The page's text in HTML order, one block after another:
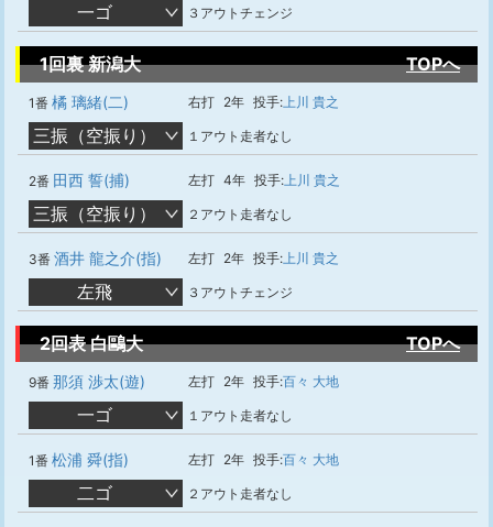
一ゴ ３アウトチェンジ
1回裏 新潟大 TOPへ
1番 橘 璃緒(二) 右打 2年 投手:上川 貴之
三振（空振り） １アウト走者なし
2番 田西 誓(捕) 左打 4年 投手:上川 貴之
三振（空振り） ２アウト走者なし
3番 酒井 龍之介(指) 左打 2年 投手:上川 貴之
左飛 ３アウトチェンジ
2回表 白鷗大 TOPへ
9番 那須 渉太(遊) 左打 2年 投手:百々 大地
一ゴ １アウト走者なし
1番 松浦 舜(指) 左打 2年 投手:百々 大地
二ゴ ２アウト走者なし